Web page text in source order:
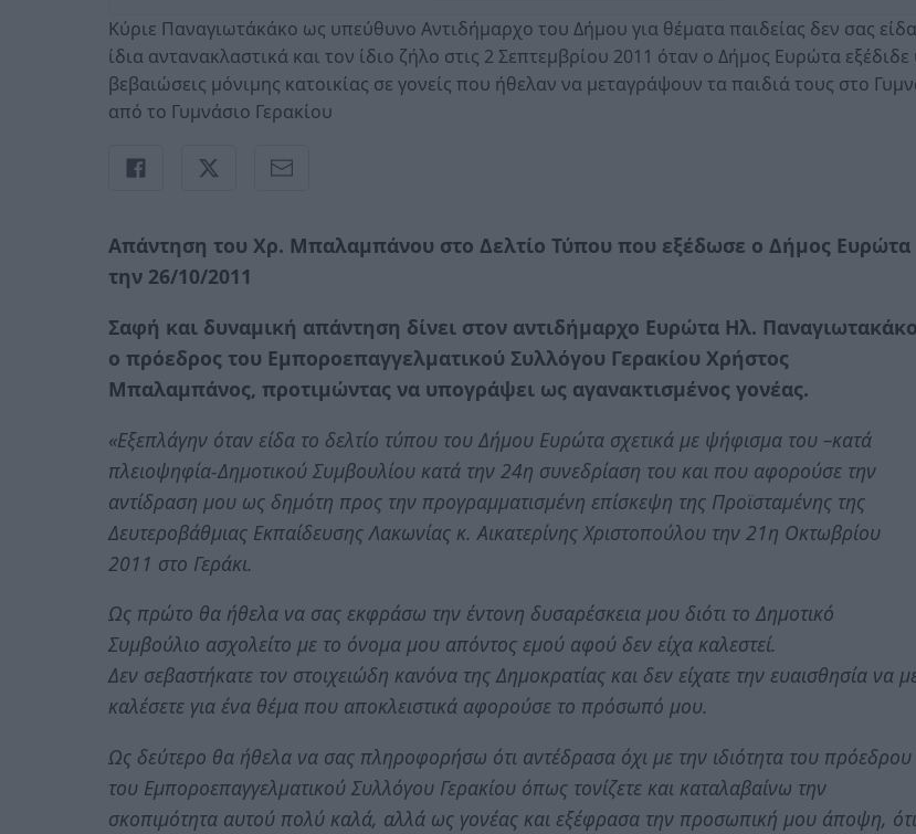
Κύριε Παναγιωτάκάκο ως υπεύθυνο Αντιδήμαρχο του Δήμου για θέματα παιδείας δεν σας
ίδια αντανακλαστικά και τον ίδιο ζήλο στις 2 Σεπτεμβρίου 2011 όταν ο Δήμος Ευρώτα εξέδιδε
βεβαιώσεις μόνιμης κατοικίας σε γονείς που ήθελαν να μεταγράψουν τα παιδιά τους στο
από το Γυμνάσιο Γερακίου
Απάντηση του Χρ. Μπαλαμπάνου στο Δελτίο Τύπου που εξέδωσε ο Δήμος Ευρώτα
την 26/10/2011
Σαφή και δυναμική απάντηση δίνει στον αντιδήμαρχο Ευρώτα Ηλ. Παναγιωτακάκο
ο πρόεδρος του Εμποροεπαγγελματικού Συλλόγου Γερακίου Χρήστος
Μπαλαμπάνος, προτιμώντας να υπογράψει ως αγανακτισμένος γονέας.
«Εξεπλάγην όταν είδα το δελτίο τύπου του Δήμου Ευρώτα σχετικά με ψήφισμα του –κατά
πλειοψηφία-Δημοτικού Συμβουλίου κατά την 24η συνεδρίαση του και που αφορούσε την
αντίδραση μου ως δημότη προς την προγραμματισμένη επίσκεψη της Προϊσταμένης της
Δευτεροβάθμιας Εκπαίδευσης Λακωνίας κ. Αικατερίνης Χριστοπούλου την 21η Οκτωβρίου
2011 στο Γεράκι.
Ως πρώτο θα ήθελα να σας εκφράσω την έντονη δυσαρέσκεια μου διότι το Δημοτικό
Συμβούλιο ασχολείτο με το όνομα μου απόντος εμού αφού δεν είχα καλεστεί.
Δεν σεβαστήκατε τον στοιχειώδη κανόνα της Δημοκρατίας και δεν είχατε την ευαισθησία να
καλέσετε για ένα θέμα που αποκλειστικά αφορούσε το πρόσωπό μου.
Ως δεύτερο θα ήθελα να σας πληροφορήσω ότι αντέδρασα όχι με την ιδιότητα του πρόεδρου
του Εμποροεπαγγελματικού Συλλόγου Γερακίου όπως τονίζετε και καταλαβαίνω την
σκοπιμότητα αυτού πολύ καλά, αλλά ως γονέας και εξέφρασα την προσωπική μου άποψη, ότι